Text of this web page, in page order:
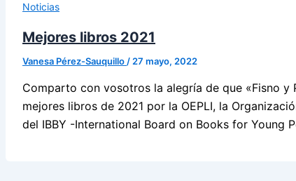
Noticias
Mejores libros 2021
Vanesa Pérez-Sauquillo / 27 mayo, 2022
Comparto con vosotros la alegría de que «Fisno
mejores libros de 2021 por la OEPLI, la
del IBBY -International Board on Books for Young